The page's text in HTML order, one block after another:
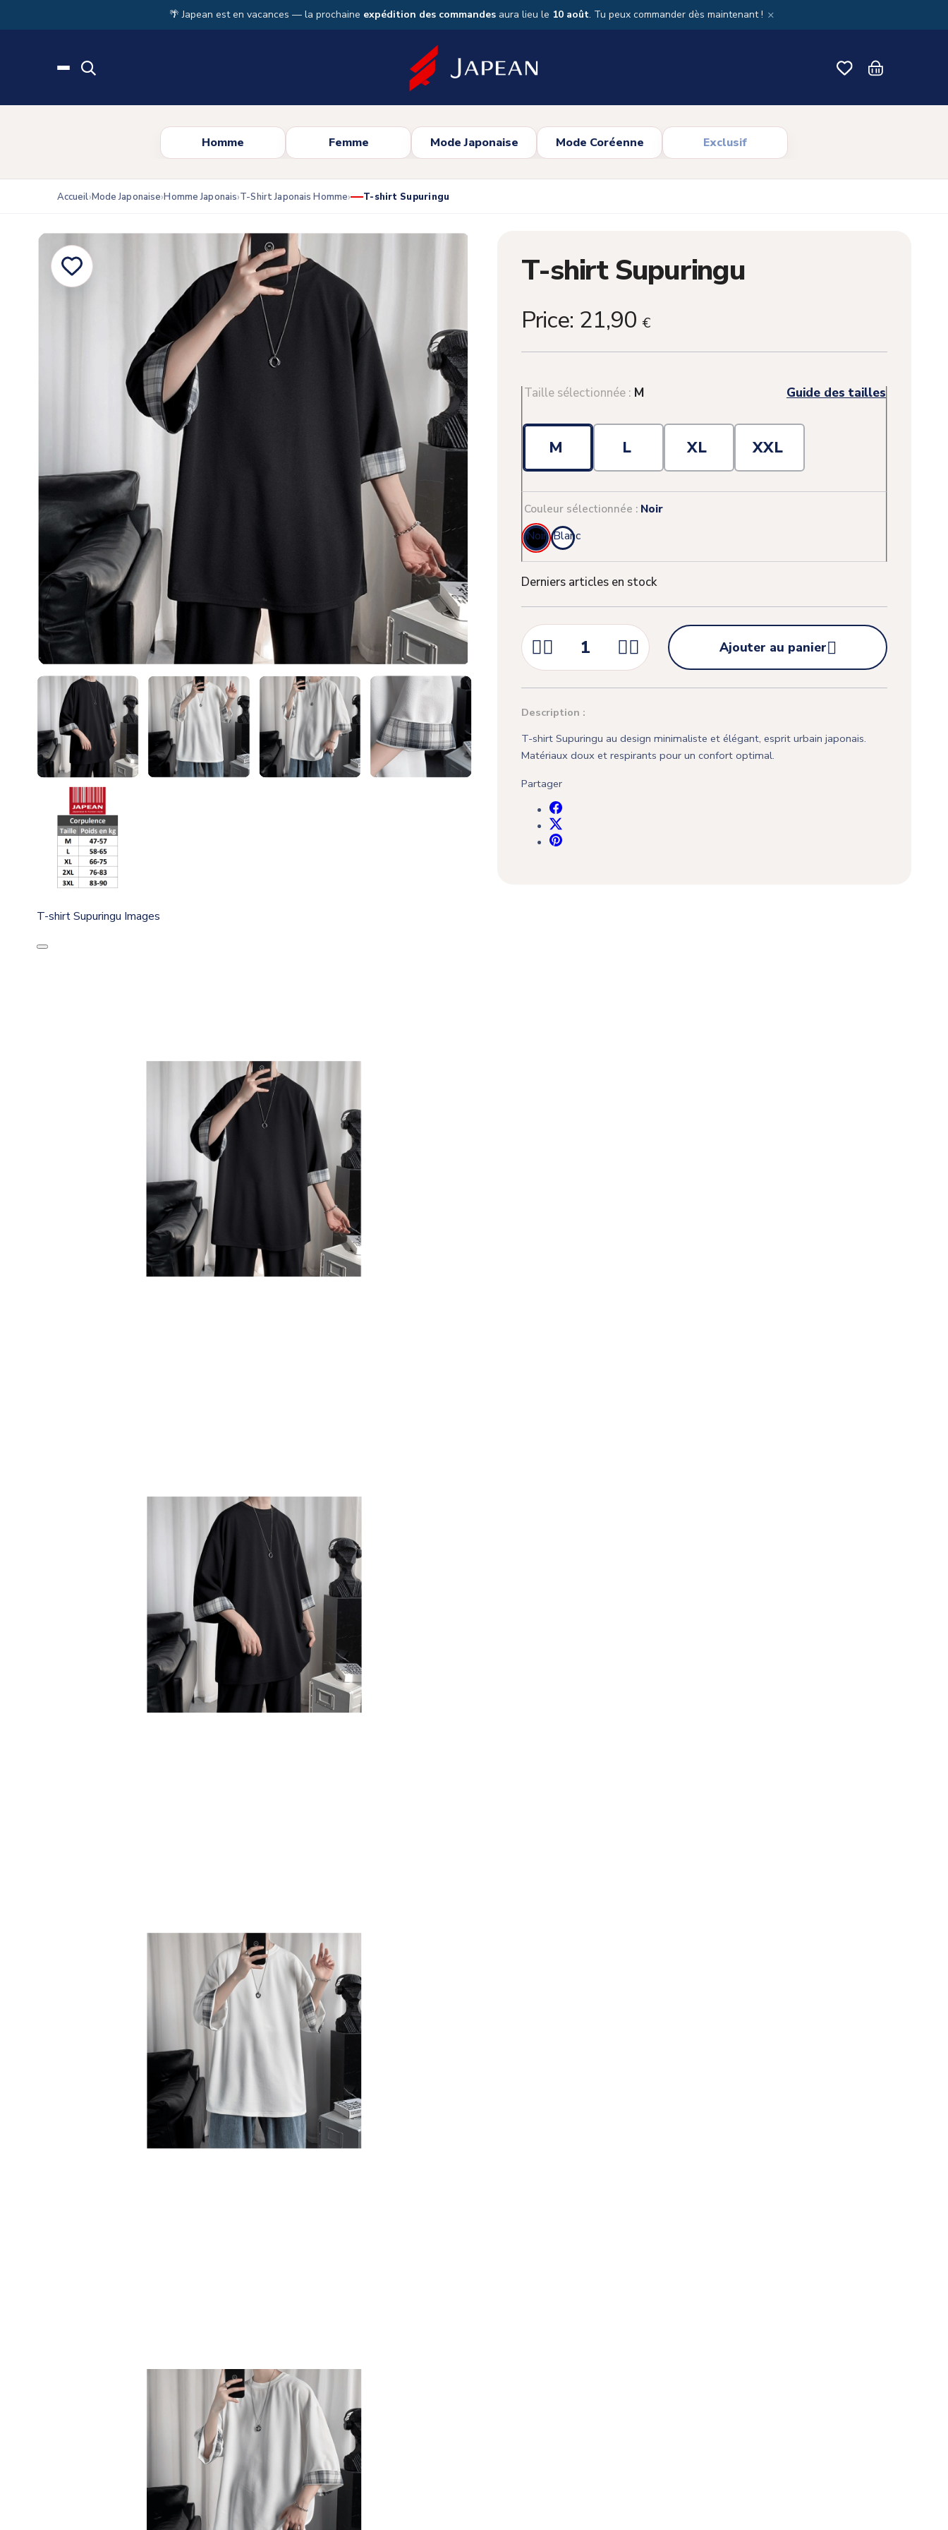
🌴 Japean est en vacances — la prochaine expédition des commandes aura lieu le 10 août. Tu peux commander dès maintenant ! ×
Homme Femme Mode Japonaise Mode Coréenne Exclusif
Accueil Mode Japonaise Homme Japonais T-Shirt Japonais Homme T-shirt Supuringu
T-shirt Supuringu Images
T-shirt Supuringu
Price: 21,90 €
Taille sélectionnée : M Guide des tailles
M L XL XXL
Couleur sélectionnée : Noir
Noir Blanc
Derniers articles en stock
  
Ajouter au panier
Description :
T-shirt Supuringu au design minimaliste et élégant, esprit urbain japonais.
Matériaux doux et respirants pour un confort optimal.
Partager